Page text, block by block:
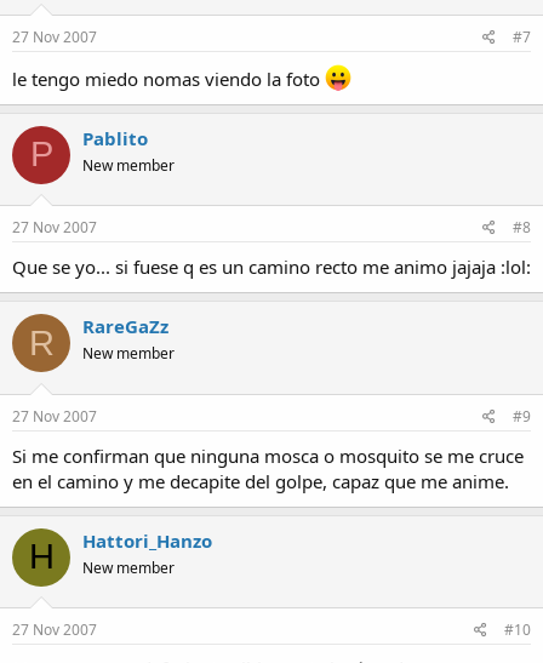
27 Nov 2007 #7
le tengo miedo nomas viendo la foto
P Pablito
New member
27 Nov 2007 #8
Que se yo... si fuese q es un camino recto me animo jajaja :lol:
R RareGaZz
New member
27 Nov 2007 #9
Si me confirman que ninguna mosca o mosquito se me cruce
en el camino y me decapite del golpe, capaz que me anime.
H Hattori_Hanzo
New member
27 Nov 2007 #10